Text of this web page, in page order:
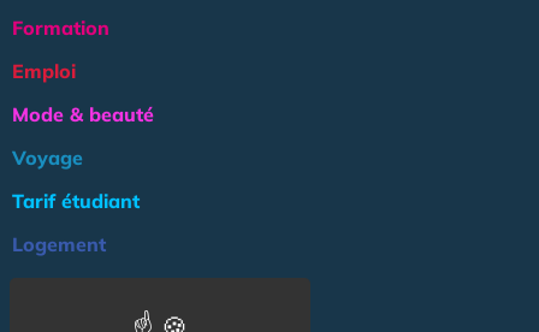
Formation
Emploi
Mode & beauté
Voyage
Tarif étudiant
Logement